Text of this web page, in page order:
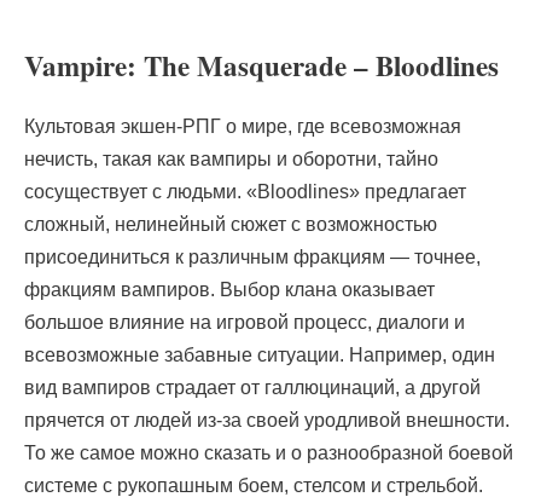
Vampire: The Masquerade – Bloodlines
Культовая экшен-РПГ о мире, где всевозможная
нечисть, такая как вампиры и оборотни, тайно
сосуществует с людьми. «Bloodlines» предлагает
сложный, нелинейный сюжет с возможностью
присоединиться к различным фракциям — точнее,
фракциям вампиров. Выбор клана оказывает
большое влияние на игровой процесс, диалоги и
всевозможные забавные ситуации. Например, один
вид вампиров страдает от галлюцинаций, а другой
прячется от людей из-за своей уродливой внешности.
То же самое можно сказать и о разнообразной боевой
системе с рукопашным боем, стелсом и стрельбой.